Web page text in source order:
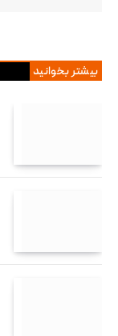
بیشتر بخوانید